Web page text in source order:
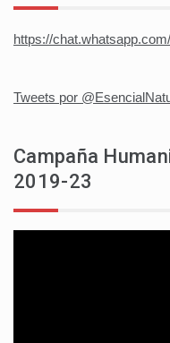
https://
Tweets por
Campaña
2019-23